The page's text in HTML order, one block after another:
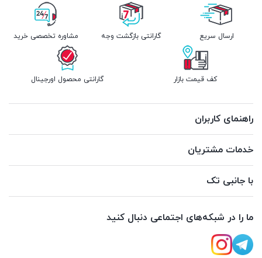
ارسال سریع گارانتی بازگشت وجه مشاوره تخصصی خرید
کف قیمت بازار گارانتی محصول اورجینال
راهنمای کاربران
خدمات مشتریان
با جانبی تک
ما را در شبکه‌های اجتماعی دنبال کنید